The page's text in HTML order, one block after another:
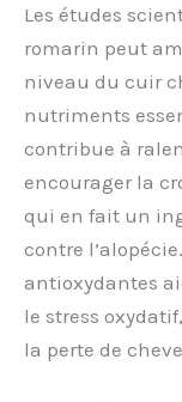
Les études
romarin peut
niveau du cuir
nutriments
contribue à
encourager la
qui en fait un
contre
antioxydantes
le stress
la perte de